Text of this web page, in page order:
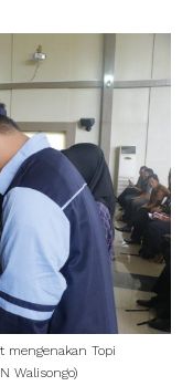
mengenakan Topi
Walisongo)